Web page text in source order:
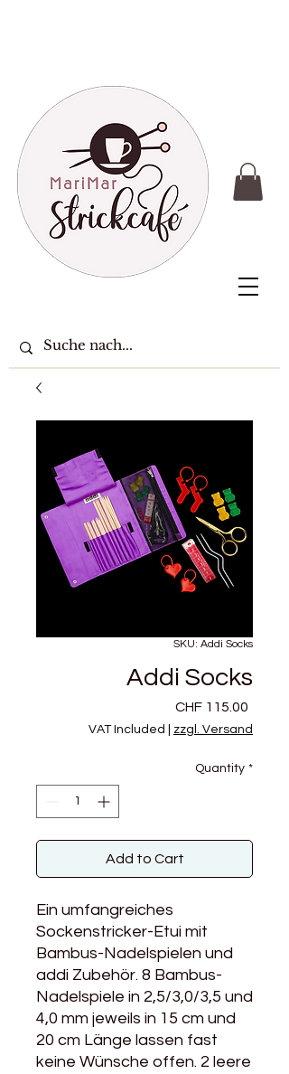
SKU: Addi Socks
Addi Socks
CHF 115.00
VAT Included zzgl. Versand
Quantity *
Add to Cart
Ein umfangreiches
Sockenstricker-Etui mit
Bambus-Nadelspielen und
addi Zubehör. 8 Bambus-
Nadelspiele in 2,5/3,0/3,5 und
4,0 mm jeweils in 15 cm und
20 cm Länge lassen fast
keine Wünsche offen. 2 leere